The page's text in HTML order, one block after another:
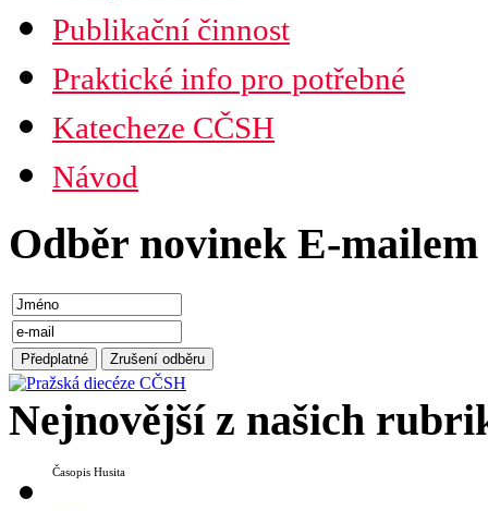
Publikační činnost
Praktické info pro potřebné
Katecheze CČSH
Návod
Odběr novinek E-mailem
Nejnovější z našich
Časopis Husita